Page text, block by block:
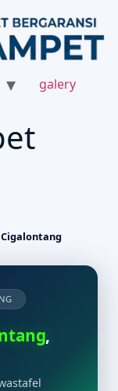
galery
Cigalontang
,